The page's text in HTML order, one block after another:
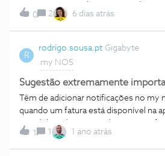
NOS mas não tenho o serviço da APP
meus serviços.Tento fazer o login e
seguinte mensagem:Podem ajudar
0 2 6 dias atrás
R
rodrigo.sousa.pt Gigabyte
my NOS
Sugestão extremamente
Têm de adicionar notificações no my
quando um fatura está disponível na
tem débito direto ativado, uma
fatura é paga por referência
método de pagamento, dizendo que
1 1 1 ano atrás